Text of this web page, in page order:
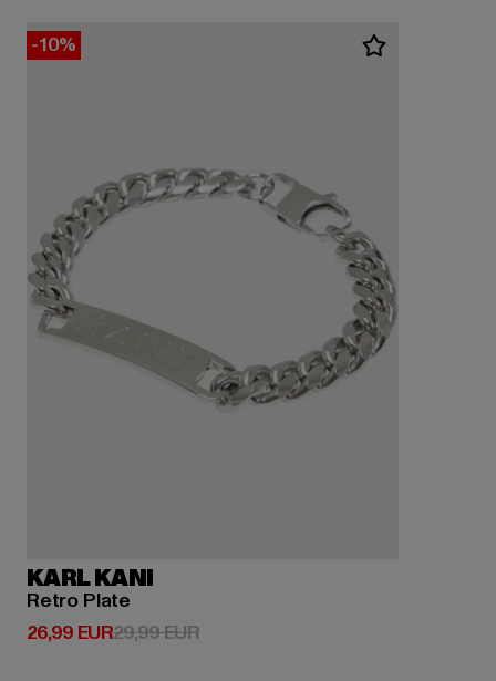
-10%
KARL KANI
Retro Plate
26,99 EUR
Derzeitiger Preis: 26,99 EUR
29,99 EURAktionspreis: 29,99 EUR